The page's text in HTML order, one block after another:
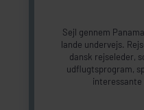
Sejl gennem
lande undervejs.
dansk rejseleder,
udflugtsprogram,
interessante